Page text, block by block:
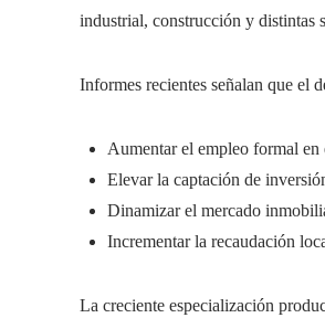
industrial, construcción y distintas
Informes recientes señalan que el
Aumentar el empleo formal en
Elevar la captación de
Dinamizar el mercado
Incrementar la recaudación
La creciente especialización